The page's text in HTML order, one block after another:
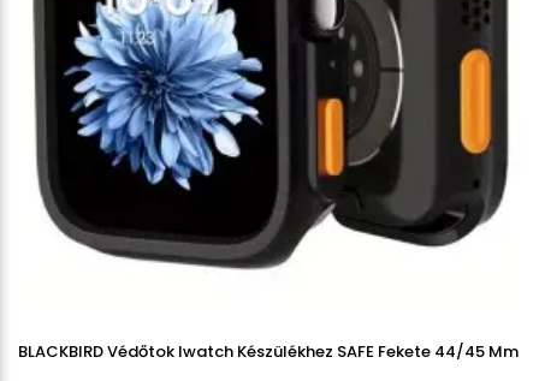
BLACKBIRD Védőtok Iwatch Készülékhez SAFE Fekete 44/45 Mm